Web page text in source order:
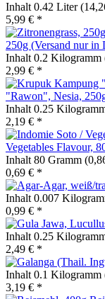
Inhalt 0.42 Liter
5,99 € *
250g (Versand nur in
Inhalt 0.2 Kilogramm
2,99 € *
"Rawon", Nesia,
Inhalt 0.25
2,19 € *
Vegetables Flavour,
Inhalt 80 Gramm
0,69 € *
Inhalt 0.007
0,99 € *
Inhalt 0.25
2,49 € *
Inhalt 0.1 Kilogramm
3,19 € *